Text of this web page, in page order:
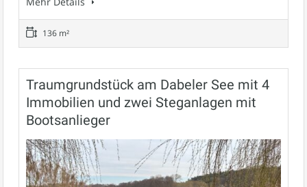
136 m²
Traumgrundstück am Dabeler See mit 4
Immobilien und zwei Steganlagen mit
Bootsanlieger